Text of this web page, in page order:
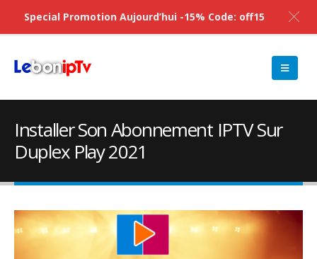
Installer Son Abonnement IPTV Sur
Duplex Play 2021
Special Promotion Aujourd’hui -15% Code: off15